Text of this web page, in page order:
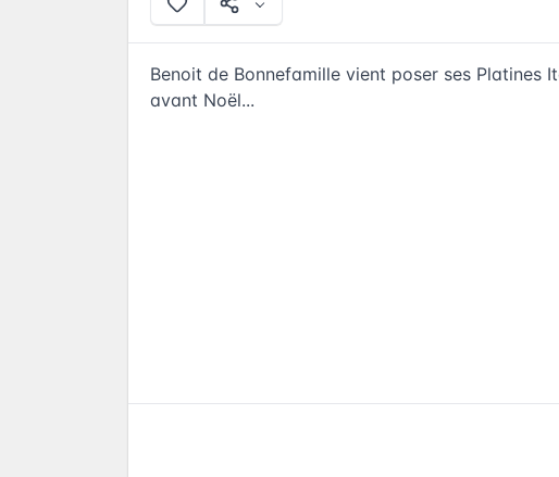
Benoit de Bonnefamille vient poser ses Platines
avant Noël...